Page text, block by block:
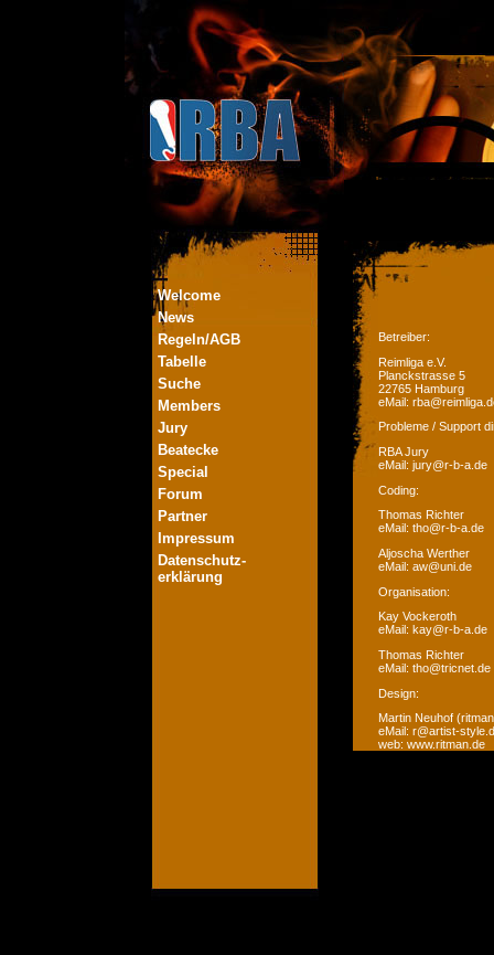
Welcome
News
Regeln/AGB
Tabelle
Suche
Members
Jury
Beatecke
Special
Forum
Partner
Impressum
Datenschutz-
erklärung
Betreiber:
Reimliga e.V.
Planckstrasse 5
22765 Hamburg
eMail:
Probleme / Support
RBA Jury
eMail: jury@r-b-a.de
Coding:
Thomas Richter
eMail: tho@r-b-a.de
Aljoscha Werther
eMail: aw@uni.de
Organisation:
Kay Vockeroth
eMail: kay@r-b-a.de
Thomas Richter
eMail: tho@tricnet.de
Design:
Martin Neuhof
eMail: r@artist-
web: www.ritman.de